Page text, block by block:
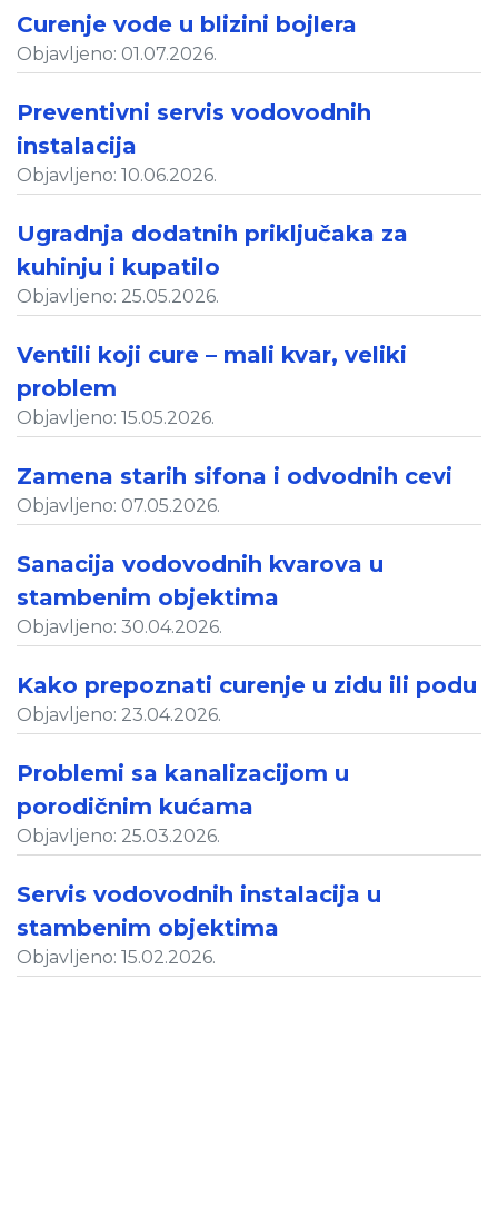
Curenje vode u blizini bojlera
Objavljeno: 01.07.2026.
Preventivni servis vodovodnih
instalacija
Objavljeno: 10.06.2026.
Ugradnja dodatnih priključaka za
kuhinju i kupatilo
Objavljeno: 25.05.2026.
Ventili koji cure – mali kvar, veliki
problem
Objavljeno: 15.05.2026.
Zamena starih sifona i odvodnih cevi
Objavljeno: 07.05.2026.
Sanacija vodovodnih kvarova u
stambenim objektima
Objavljeno: 30.04.2026.
Kako prepoznati curenje u zidu ili podu
Objavljeno: 23.04.2026.
Problemi sa kanalizacijom u
porodičnim kućama
Objavljeno: 25.03.2026.
Servis vodovodnih instalacija u
stambenim objektima
Objavljeno: 15.02.2026.